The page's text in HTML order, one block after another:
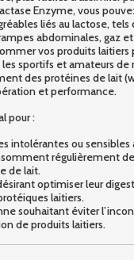
Enzyme, vous
liés au lactose, tels
abdominales, gaz
vos produits laitiers
sportifs et amateurs de
des protéines de lait
et performance.
pour :
intolérantes ou sensibles
régulièrement
de lait.
optimiser leur
laitiers.
souhaitant éviter
de produits laitiers.